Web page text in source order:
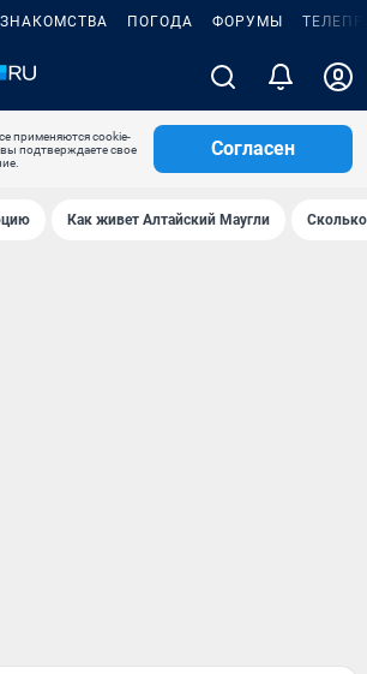
ЗНАКОМСТВА ПОГОДА ФОРУМЫ
применяются cookie-
подтверждаете свое
Согласен
Как живет Алтайский Маугли